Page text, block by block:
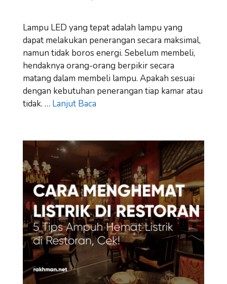
Lampu LED yang tepat adalah lampu yang
dapat melakukan penerangan secara maksimal,
namun tidak boros energi. Sebelum membeli,
hendaknya orang-orang berpikir secara
matang dalam membeli lampu. Apakah sesuai
dengan kebutuhan penerangan tiap kamar atau
tidak. … Lanjut Baca